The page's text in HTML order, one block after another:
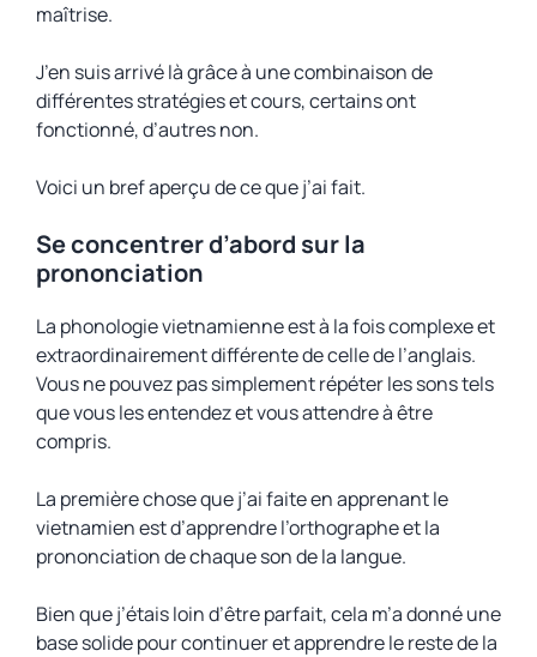
maîtrise.
J’en suis arrivé là grâce à une combinaison de
différentes stratégies et cours, certains ont
fonctionné, d’autres non.
Voici un bref aperçu de ce que j’ai fait.
Se concentrer d’abord sur la
prononciation
La phonologie vietnamienne est à la fois complexe et
extraordinairement différente de celle de l’anglais.
Vous ne pouvez pas simplement répéter les sons tels
que vous les entendez et vous attendre à être
compris.
La première chose que j’ai faite en apprenant le
vietnamien est d’apprendre l’orthographe et la
prononciation de chaque son de la langue.
Bien que j’étais loin d’être parfait, cela m’a donné une
base solide pour continuer et apprendre le reste de la